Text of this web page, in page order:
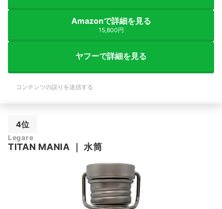
Amazonで詳細を見る
15,800円
ヤフーで詳細を見る
コンテンツの誤りを送信する
4位
Legare
TITAN MANIA ｜ 水筒